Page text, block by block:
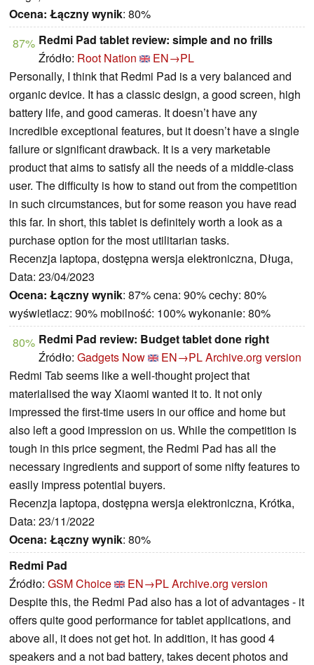
Ocena: Łączny wynik: 80%
87% Redmi Pad tablet review: simple and no frills
Źródło: Root Nation
EN→PL
Personally, I think that Redmi Pad is a very balanced and
organic device. It has a classic design, a good screen, high
battery life, and good cameras. It doesn’t have any
incredible exceptional features, but it doesn’t have a single
failure or significant drawback. It is a very marketable
product that aims to satisfy all the needs of a middle-class
user. The difficulty is how to stand out from the competition
in such circumstances, but for some reason you have read
this far. In short, this tablet is definitely worth a look as a
purchase option for the most utilitarian tasks.
Recenzja laptopa, dostępna wersja elektroniczna, Długa,
Data: 23/04/2023
Ocena: Łączny wynik: 87% cena: 90% cechy: 80%
wyświetlacz: 90% mobilność: 100% wykonanie: 80%
80% Redmi Pad review: Budget tablet done right
Źródło: Gadgets Now EN→PLArchive.org version
Redmi Tab seems like a well-thought project that
materialised the way Xiaomi wanted it to. It not only
impressed the first-time users in our office and home but
also left a good impression on us. While the competition is
tough in this price segment, the Redmi Pad has all the
necessary ingredients and support of some nifty features to
easily impress potential buyers.
Recenzja laptopa, dostępna wersja elektroniczna, Krótka,
Data: 23/11/2022
Ocena: Łączny wynik: 80%
Redmi Pad
Źródło: GSM Choice EN→PLArchive.org version
Despite this, the Redmi Pad also has a lot of advantages - it
offers quite good performance for tablet applications, and
above all, it does not get hot. In addition, it has good 4
speakers and a not bad battery, takes decent photos and